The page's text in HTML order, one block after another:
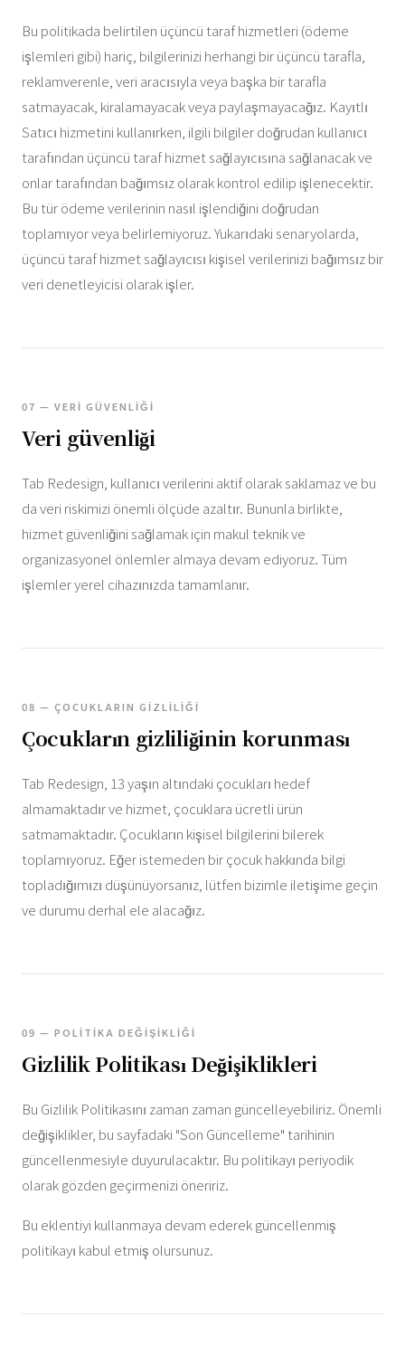
Bu politikada belirtilen üçüncü taraf hizmetleri (ödeme
işlemleri gibi) hariç, bilgilerinizi herhangi bir üçüncü tarafla,
reklamverenle, veri aracısıyla veya başka bir tarafla
satmayacak, kiralamayacak veya paylaşmayacağız. Kayıtlı
Satıcı hizmetini kullanırken, ilgili bilgiler doğrudan kullanıcı
tarafından üçüncü taraf hizmet sağlayıcısına sağlanacak ve
onlar tarafından bağımsız olarak kontrol edilip işlenecektir.
Bu tür ödeme verilerinin nasıl işlendiğini doğrudan
toplamıyor veya belirlemiyoruz. Yukarıdaki senaryolarda,
üçüncü taraf hizmet sağlayıcısı kişisel verilerinizi bağımsız bir
veri denetleyicisi olarak işler.
07 — VERI GÜVENLIĞI
Veri güvenliği
Tab Redesign, kullanıcı verilerini aktif olarak saklamaz ve bu
da veri riskimizi önemli ölçüde azaltır. Bununla birlikte,
hizmet güvenliğini sağlamak için makul teknik ve
organizasyonel önlemler almaya devam ediyoruz. Tüm
işlemler yerel cihazınızda tamamlanır.
08 — ÇOCUKLARIN GIZLILIĞI
Çocukların gizliliğinin korunması
Tab Redesign, 13 yaşın altındaki çocukları hedef
almamaktadır ve hizmet, çocuklara ücretli ürün
satmamaktadır. Çocukların kişisel bilgilerini bilerek
toplamıyoruz. Eğer istemeden bir çocuk hakkında bilgi
topladığımızı düşünüyorsanız, lütfen bizimle iletişime geçin
ve durumu derhal ele alacağız.
09 — POLITIKA DEĞIŞIKLIĞI
Gizlilik Politikası Değişiklikleri
Bu Gizlilik Politikasını zaman zaman güncelleyebiliriz. Önemli
değişiklikler, bu sayfadaki "Son Güncelleme" tarihinin
güncellenmesiyle duyurulacaktır. Bu politikayı periyodik
olarak gözden geçirmenizi öneririz.
Bu eklentiyi kullanmaya devam ederek güncellenmiş
politikayı kabul etmiş olursunuz.